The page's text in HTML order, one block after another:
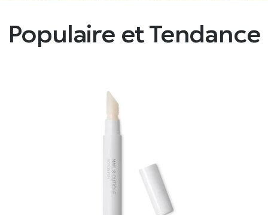
Populaire et Tendance